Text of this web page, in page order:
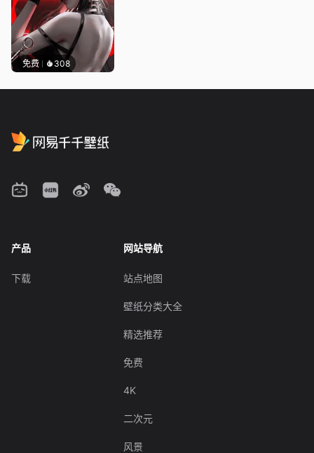
免费 308
产品
下载
网站导航
站点地图
壁纸分类大全
精选推荐
免费
4K
二次元
风景